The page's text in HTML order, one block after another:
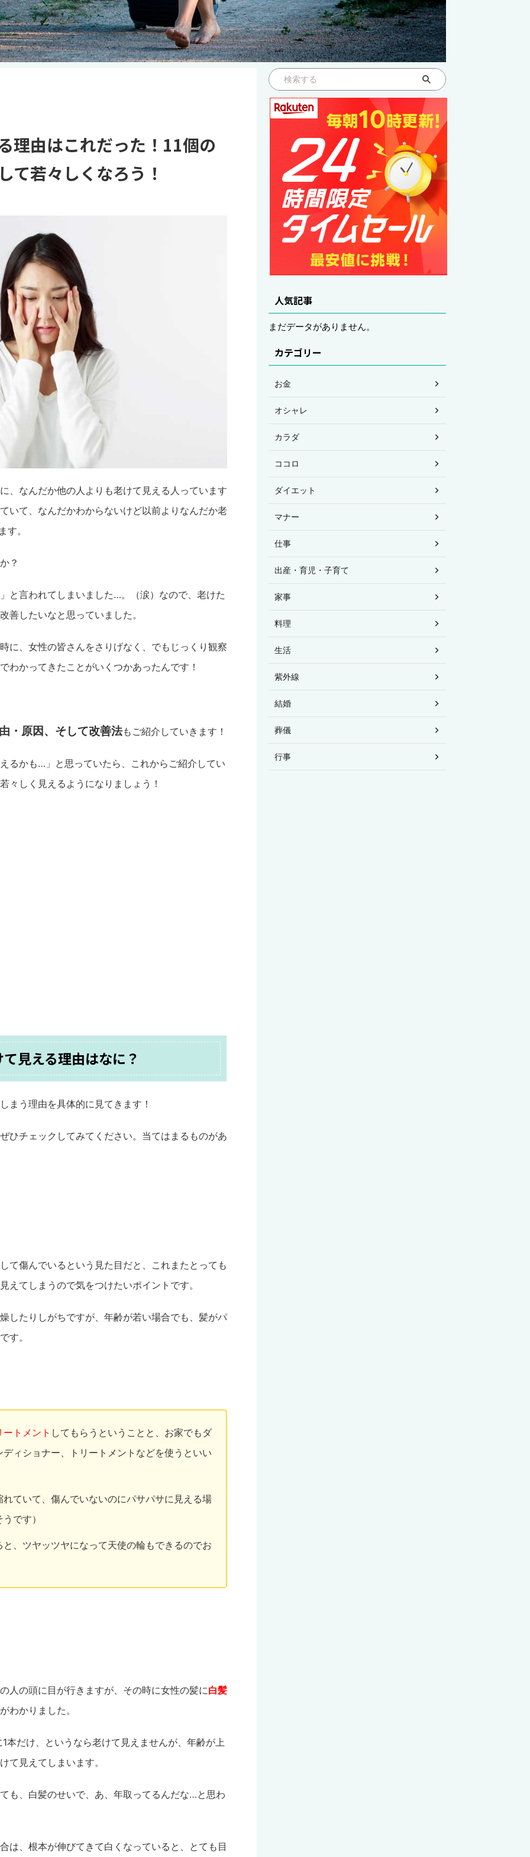
理由はこれだった！11個の
て若々しくなろう！
、なんだか他の人よりも老けて見える人っています
いて、なんだかわからないけど以前よりなんだか老
。
？
と言われてしまいました…。（涙）なので、老けた
善したいなと思っていました。
に、女性の皆さんをさりげなく、でもじっくり観察
わかってきたことがいくつかあったんです！
・原因、そして改善法もご紹介していきます！
るかも…」と思っていたら、これからご紹介してい
々しく見えるようになりましょう！
見える理由はなに？
まう理由を具体的に見てきます！
ひチェックしてみてください。当てはまるものがあ
て傷んでいるという見た目だと、これまたとっても
えてしまうので気をつけたいポイントです。
したりしがちですが、年齢が若い場合でも、髪がパ
す。
トメント してもらうということと、お家でもダ
ィショナー、トリートメントなどを使うといい
ていて、傷んでいないのにパサパサに見える場
です）
と、ツヤッツヤになって天使の輪もできるのでお
人の頭に目が行きますが、その時に女性の髪に白髪
わかりました。
本だけ、というなら老けて見えませんが、年齢が上
て見えてしまいます。
も、白髪のせいで、あ、年取ってるんだな…と思わ
は、根本が伸びてきて白くなっていると、とても目
人気記事
まだデータがありません。
カテゴリー
お金
オシャレ
カラダ
ココロ
ダイエット
マナー
仕事
出産・育児・子育て
家事
料理
生活
紫外線
結婚
葬儀
行事